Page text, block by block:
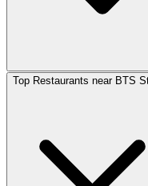
Top Restaurants near BTS